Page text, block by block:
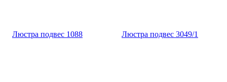
Люстра подвес 1088 Люстра подвес 3049/1